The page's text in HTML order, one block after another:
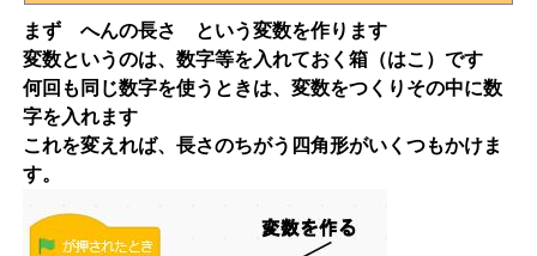
まず へんの長さ という変数を作ります
変数というのは、数字等を入れておく箱（はこ）です
何回も同じ数字を使うときは、変数をつくりその中に数
字を入れます
これを変えれば、長さのちがう四角形がいくつもかけま
す。